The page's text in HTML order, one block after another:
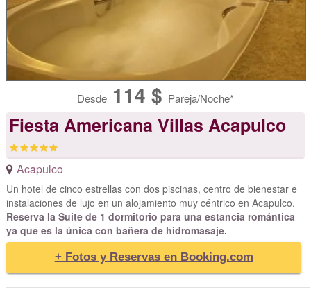
Desde 114 $ Pareja/Noche*
Fiesta Americana Villas Acapulco
Acapulco
Un hotel de cinco estrellas con dos piscinas, centro de bienestar e
instalaciones de lujo en un alojamiento muy céntrico en Acapulco.
Reserva la Suite de 1 dormitorio para una estancia romántica
ya que es la única con bañera de hidromasaje.
+ Fotos y Reservas en Booking.com